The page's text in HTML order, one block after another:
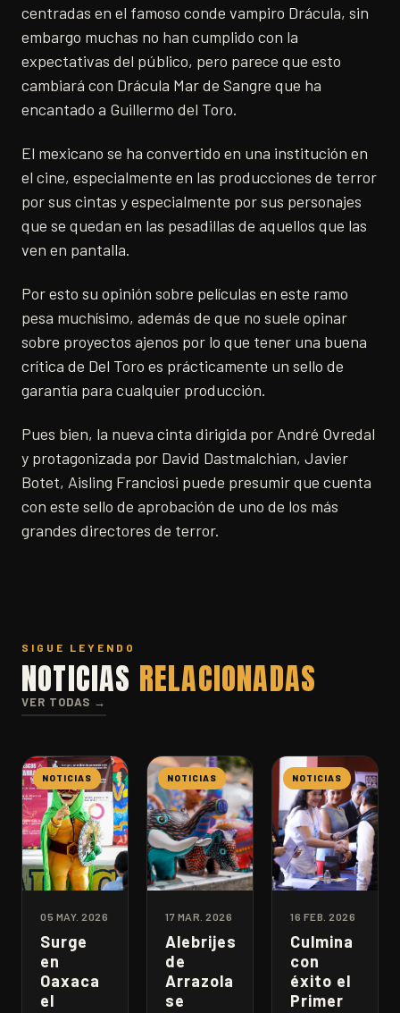
centradas en el famoso conde vampiro Drácula, sin
embargo muchas no han cumplido con la
expectativas del público, pero parece que esto
cambiará con Drácula Mar de Sangre que ha
encantado a Guillermo del Toro.
El mexicano se ha convertido en una institución en
el cine, especialmente en las producciones de terror
por sus cintas y especialmente por sus personajes
que se quedan en las pesadillas de aquellos que las
ven en pantalla.
Por esto su opinión sobre películas en este ramo
pesa muchísimo, además de que no suele opinar
sobre proyectos ajenos por lo que tener una buena
crítica de Del Toro es prácticamente un sello de
garantía para cualquier producción.
Pues bien, la nueva cinta dirigida por André Ovredal
y protagonizada por David Dastmalchian, Javier
Botet, Aisling Franciosi puede presumir que cuenta
con este sello de aprobación de uno de los más
grandes directores de terror.
SIGUE LEYENDO
NOTICIAS RELACIONADAS
VER TODAS →
NOTICIAS
05 MAY. 2026
Surge
en
Oaxaca
el
NOTICIAS
17 MAR. 2026
Alebrijes
de
Arrazola
se
NOTICIAS
16 FEB. 2026
Culmina
con
éxito el
Primer